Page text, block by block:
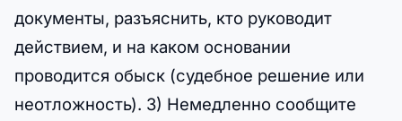
документы, разъяснить, кто руководит
действием, и на каком основании
проводится обыск (судебное решение или
неотложность). 3) Немедленно сообщите